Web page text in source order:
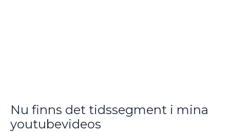
Nu finns det tidssegment i mina
youtubevideos